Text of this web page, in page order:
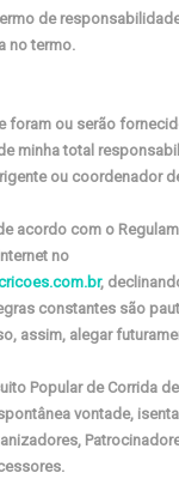
de
no termo.
foram ou serão
minha total
ou coordenador
acordo com o
no
,
constantes são
assim, alegar
Popular de Corrida
vontade,